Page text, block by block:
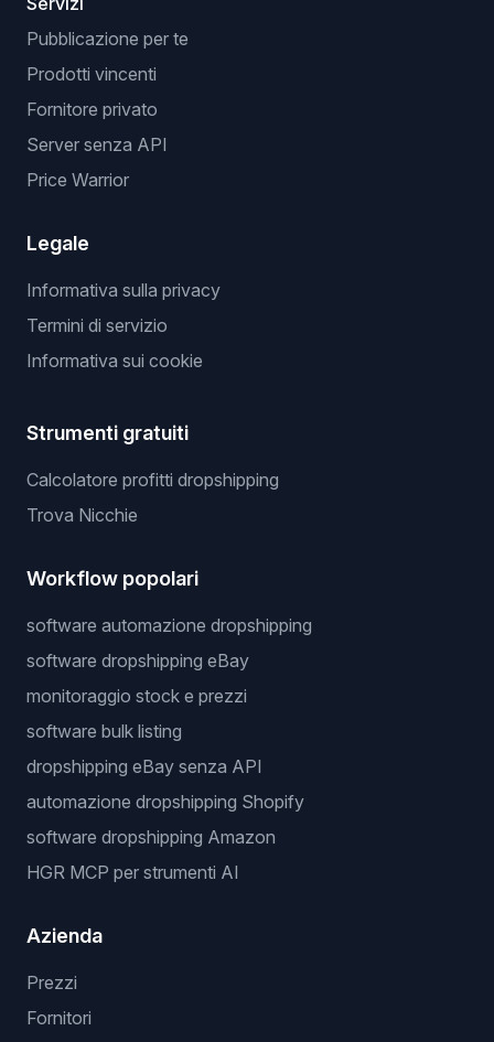
Pubblicazione per te
Prodotti vincenti
Fornitore privato
Server senza API
Price Warrior
Legale
Informativa sulla privacy
Termini di servizio
Informativa sui cookie
Strumenti gratuiti
Calcolatore profitti dropshipping
Trova Nicchie
Workflow popolari
software automazione dropshipping
software dropshipping eBay
monitoraggio stock e prezzi
software bulk listing
dropshipping eBay senza API
automazione dropshipping Shopify
software dropshipping Amazon
HGR MCP per strumenti AI
Azienda
Prezzi
Fornitori